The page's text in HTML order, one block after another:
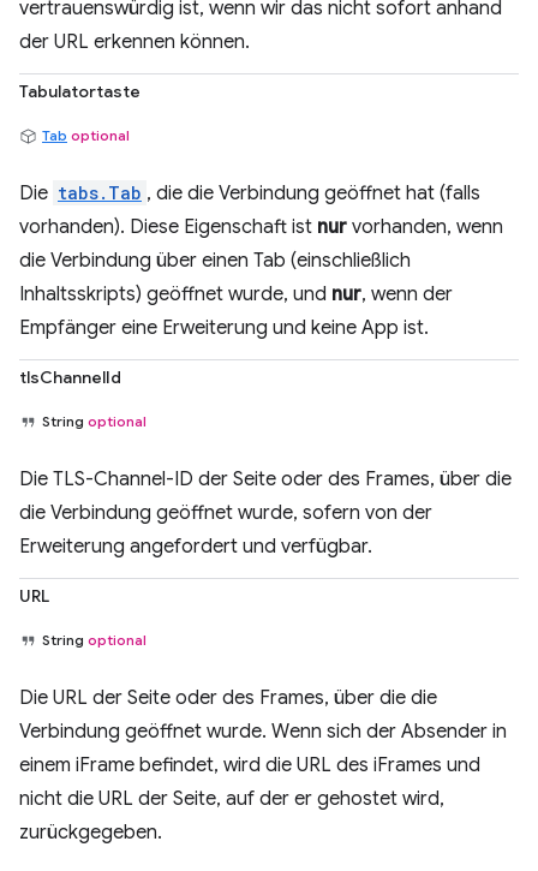
vertrauenswürdig ist, wenn wir das nicht sofort anhand
der URL erkennen können.
Tabulatortaste
Tab optional
Die tabs.Tab , die die Verbindung geöffnet hat (falls
vorhanden). Diese Eigenschaft ist nur vorhanden, wenn
die Verbindung über einen Tab (einschließlich
Inhaltsskripts) geöffnet wurde, und nur, wenn der
Empfänger eine Erweiterung und keine App ist.
tlsChannelId
String optional
Die TLS-Channel-ID der Seite oder des Frames, über die
die Verbindung geöffnet wurde, sofern von der
Erweiterung angefordert und verfügbar.
URL
String optional
Die URL der Seite oder des Frames, über die die
Verbindung geöffnet wurde. Wenn sich der Absender in
einem iFrame befindet, wird die URL des iFrames und
nicht die URL der Seite, auf der er gehostet wird,
zurückgegeben.